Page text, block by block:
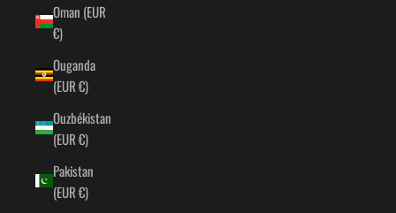
Oman (EUR
€)
Ouganda
(EUR €)
Ouzbékistan
(EUR €)
Pakistan
(EUR €)